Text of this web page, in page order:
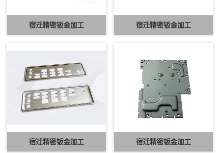
宿迁精密钣金加工 宿迁精密钣金加工
宿迁精密钣金加工 宿迁精密钣金加工